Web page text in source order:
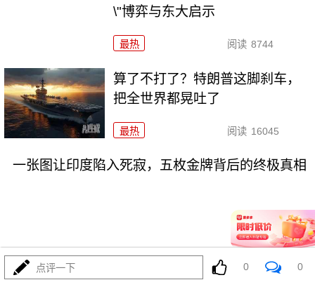
\"博弈与东大启示
最热 阅读 8744
算了不打了？特朗普这脚刹车，
把全世界都晃吐了
最热 阅读 16045
一张图让印度陷入死寂，五枚金牌背后的终极真相
最热 11119
点评一下 0 0